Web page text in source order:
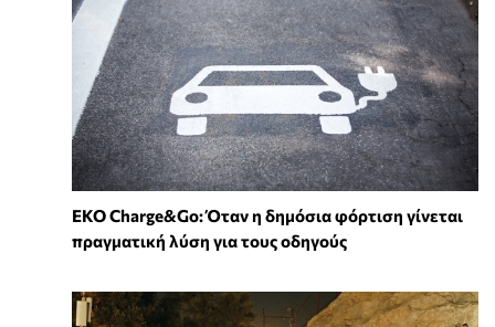
EKO Charge&Go: Όταν η δημόσια φόρτιση γίνεται
πραγματική λύση για τους οδηγούς